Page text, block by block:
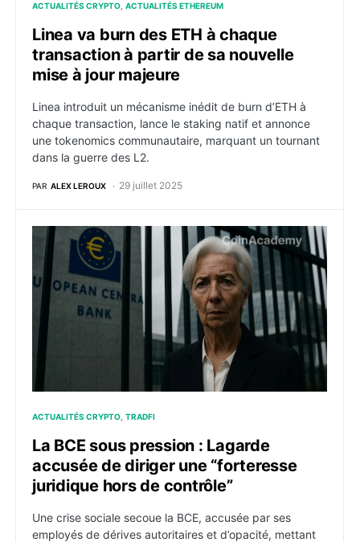
ACTUALITÉS CRYPTO ACTUALITÉS ETHEREUM
Linea va burn des ETH à chaque
transaction à partir de sa nouvelle
mise à jour majeure
Linea introduit un mécanisme inédit de burn d’ETH à
chaque transaction, lance le staking natif et annonce
une tokenomics communautaire, marquant un tournant
dans la guerre des L2.
PAR ALEX LEROUX 29 juillet 2025
La BCE sous pression : Lagarde accusée de diriger
ACTUALITÉS CRYPTO TRADFI
La BCE sous pression : Lagarde
accusée de diriger une “forteresse
juridique hors de contrôle”
Une crise sociale secoue la BCE, accusée par ses
employés de dérives autoritaires et d’opacité, mettant